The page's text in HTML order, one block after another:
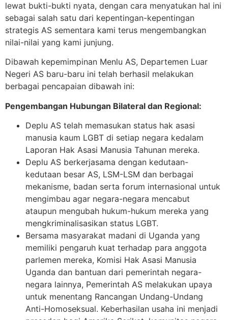
lewat bukti-bukti nyata, dengan cara menyatukan hal ini
sebagai salah satu dari kepentingan-kepentingan
strategis AS sementara kami terus mengembangkan
nilai-nilai yang kami junjung.
Dibawah kepemimpinan Menlu AS, Departemen Luar
Negeri AS baru-baru ini telah berhasil melakukan
berbagai pencapaian dibawah ini:
Pengembangan Hubungan Bilateral dan Regional:
Deplu AS telah memasukan status hak asasi
manusia kaum LGBT di setiap negara kedalam
Laporan Hak Asasi Manusia Tahunan mereka.
Deplu AS berkerjasama dengan kedutaan-
kedutaan besar AS, LSM-LSM dan berbagai
mekanisme, badan serta forum internasional untuk
mengimbau agar negara-negara mencabut
ataupun mengubah hukum-hukum mereka yang
mengkriminalisasikan status LGBT.
Bersama masyarakat madani di Uganda yang
memiliki pengaruh kuat terhadap para anggota
parlemen mereka, Komisi Hak Asasi Manusia
Uganda dan bantuan dari pemerintah negara-
negara lainnya, Pemerintah AS melakukan upaya
untuk menentang Rancangan Undang-Undang
Anti-Homoseksual. Keberhasilan usaha ini menjadi